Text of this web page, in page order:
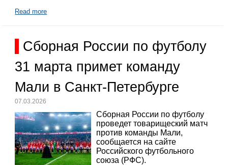
Read more
Сборная России по футболу
31 марта примет команду
Мали в Санкт-Петербурге
07.03.2026
Сборная России по футболу
проведет товарищеский матч
против команды Мали,
сообщается на сайте
Российского футбольного
союза (РФС).